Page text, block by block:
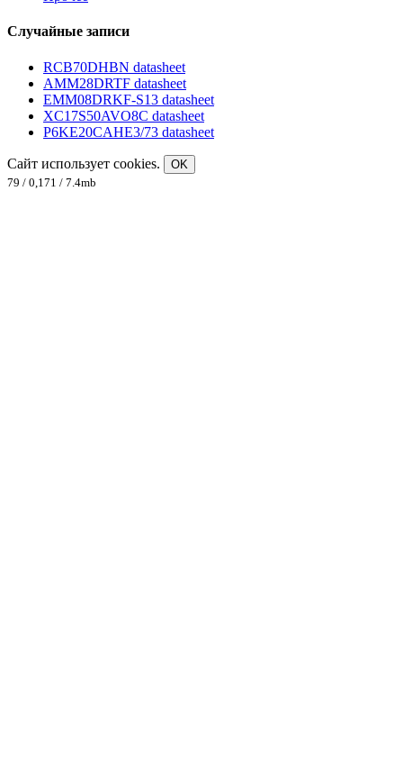
Случайные записи
RCB70DHBN datasheet
AMM28DRTF datasheet
EMM08DRKF-S13 datasheet
XC17S50AVO8C datasheet
P6KE20CAHE3/73 datasheet
Сайт использует cookies.
OK
79 / 0,171 / 7.4mb